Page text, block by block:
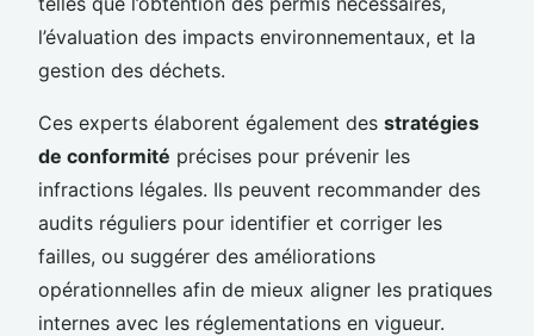
l’évaluation des impacts environnementaux, et la
gestion des déchets.
Ces experts élaborent également des stratégies
de conformité précises pour prévenir les
infractions légales. Ils peuvent recommander des
audits réguliers pour identifier et corriger les
failles, ou suggérer des améliorations
opérationnelles afin de mieux aligner les pratiques
internes avec les réglementations en vigueur.